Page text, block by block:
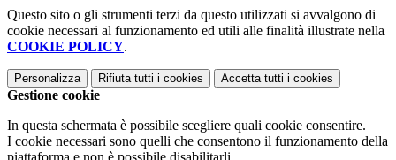
Questo sito o gli strumenti terzi da questo utilizzati si avvalgono di
cookie necessari al funzionamento ed utili alle finalità illustrate nella
COOKIE POLICY.
Personalizza Rifiuta tutti i cookies Accetta tutti i cookies
Gestione cookie
In questa schermata è possibile scegliere quali cookie consentire.
I cookie necessari sono quelli che consentono il funzionamento della